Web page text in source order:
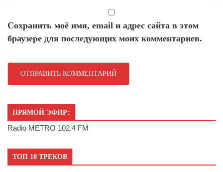
Сохранить моё имя, email и адрес сайта в этом
браузере для последующих моих комментариев.
ПРЯМОЙ ЭФИР:
Radio METRO 102.4 FM
ТОП 10 ТРЕКОВ